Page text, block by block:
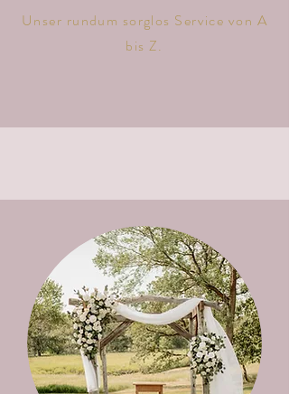
Unser rundum sorglos Service von A
bis Z.